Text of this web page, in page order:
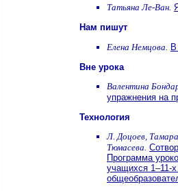
Татьяна Ле-Ван.
Нам пишут
Елена Немцова. В
Вне урока
Валентина
упражнения на
Технология
Л. Доцоев,
Тюмасева.
Программа
учащихся 1–11-